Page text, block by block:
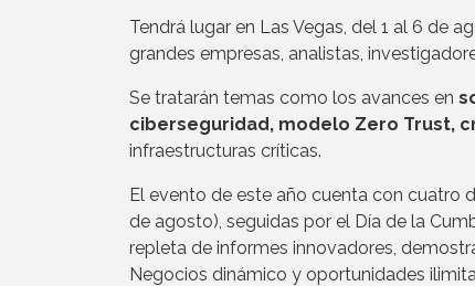
Tendrá lugar en Las Vegas, del 1 al 6 de
grandes empresas, analistas,
Se tratarán temas como los avances en
ciberseguridad, modelo Zero Trust,
infraestructuras críticas.
El evento de este año cuenta con cuatro
de agosto), seguidas por el Día de la
repleta de informes innovadores,
Negocios dinámico y oportunidades